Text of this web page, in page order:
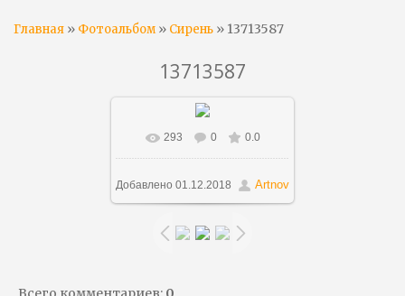
Главная » Фотоальбом» Сирень » 13713587
13713587
В реальном размере
800x613/ 585.3Kb
293 0 0.0
Добавлено 01.12.2018 Artnov